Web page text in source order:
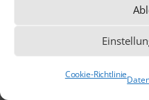
Cookie-Richtlinie